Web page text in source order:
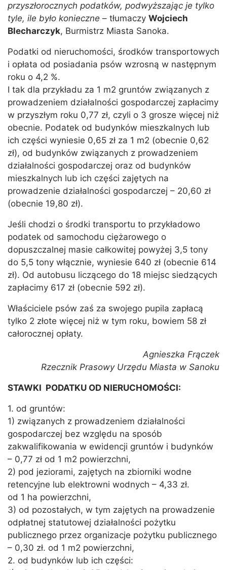
przyszłorocznych podatków, podwyższając je tylko
tyle, ile było konieczne – tłumaczy Wojciech
Blecharczyk, Burmistrz Miasta Sanoka.
Podatki od nieruchomości, środków transportowych
i opłata od posiadania psów wzrosną w następnym
roku o 4,2 %.
I tak dla przykładu za 1 m2 gruntów związanych z
prowadzeniem działalności gospodarczej zapłacimy
w przyszłym roku 0,77 zł, czyli o 3 grosze więcej niż
obecnie. Podatek od budynków mieszkalnych lub
ich części wyniesie 0,65 zł za 1 m2 (obecnie 0,62
zł), od budynków związanych z prowadzeniem
działalności gospodarczej oraz od budynków
mieszkalnych lub ich części zajętych na
prowadzenie działalności gospodarczej – 20,60 zł
(obecnie 19,80 zł).
Jeśli chodzi o środki transportu to przykładowo
podatek od samochodu ciężarowego o
dopuszczalnej masie całkowitej powyżej 3,5 tony
do 5,5 tony włącznie, wyniesie 640 zł (obecnie 614
zł). Od autobusu liczącego do 18 miejsc siedzących
zapłacimy 617 zł (obecnie 592 zł).
Właściciele psów zaś za swojego pupila zapłacą
tylko 2 złote więcej niż w tym roku, bowiem 58 zł
całorocznej opłaty.
Agnieszka Frączek
Rzecznik Prasowy Urzędu Miasta w Sanoku
STAWKI PODATKU OD NIERUCHOMOŚCI:
1. od gruntów:
1) związanych z prowadzeniem działalności
gospodarczej bez względu na sposób
zakwalifikowania w ewidencji gruntów i budynków
– 0,77 zł od 1 m2 powierzchni,
2) pod jeziorami, zajętych na zbiorniki wodne
retencyjne lub elektrowni wodnych – 4,33 zł.
od 1 ha powierzchni,
3) od pozostałych, w tym zajętych na prowadzenie
odpłatnej statutowej działalności pożytku
publicznego przez organizacje pożytku publicznego
– 0,30 zł. od 1 m2 powierzchni,
2. od budynków lub ich części: